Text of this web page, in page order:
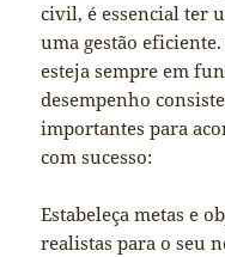
civil, é essencial ter
uma gestão
esteja sempre em
desempenho
importantes para
com sucesso:
Estabeleça metas e
realistas para o seu